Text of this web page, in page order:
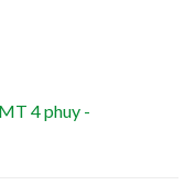
4 phuy -